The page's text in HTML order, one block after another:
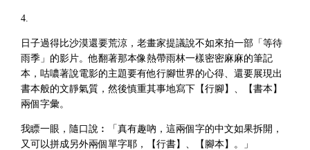
4.
日子過得比沙漠還要荒涼，老畫家提議說不如來拍一部「等待
雨季」的影片。他翻著那本像熱帶雨林一樣密密麻麻的筆記
本，咕噥著說電影的主題要有他行腳世界的心得、還要展現出
書本般的文靜氣質，然後慎重其事地寫下【行腳】、【書本】
兩個字彙。
我瞟一眼，隨口說︰「真有趣吶，這兩個字的中文如果拆開，
又可以拼成另外兩個單字耶，【行書】、【腳本】。」